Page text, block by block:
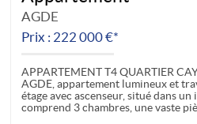
AGDE
Prix : 222 000 €*
APPARTEMENT T4 QUARTIER
AGDE, appartement lumineux et
étage avec ascenseur, situé dans un
comprend 3 chambres, une vaste